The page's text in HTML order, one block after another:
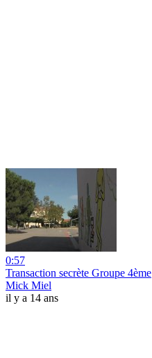
0:57
Transaction secrète Groupe 4ème
Mick Miel
il y a 14 ans